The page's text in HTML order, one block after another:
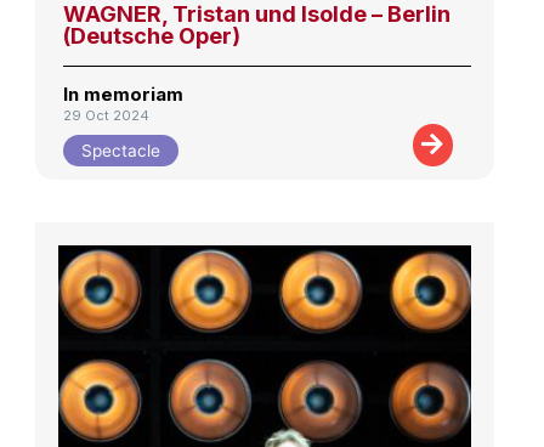
WAGNER, Tristan und Isolde – Berlin
(Deutsche Oper)
In memoriam
29 Oct 2024
Spectacle